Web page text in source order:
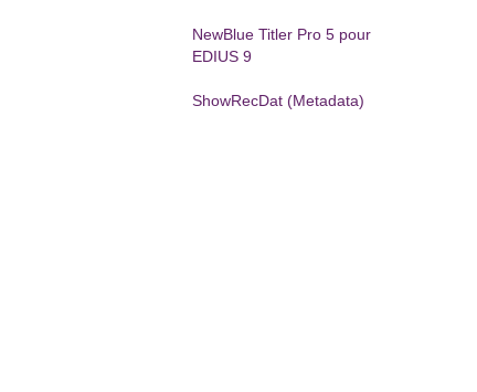
NewBlue Titler Pro 5 pour
EDIUS 9
ShowRecDat (Metadata)